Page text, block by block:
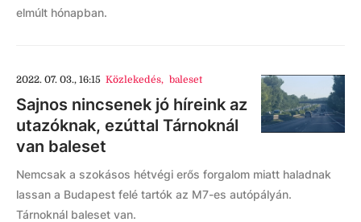
elmúlt hónapban.
2022. 07. 03., 16:15 Közlekedés, baleset
Sajnos nincsenek jó híreink az
utazóknak, ezúttal Tárnoknál
van baleset
Nemcsak a szokásos hétvégi erős forgalom miatt haladnak
lassan a Budapest felé tartók az M7-es autópályán.
Tárnoknál baleset van.